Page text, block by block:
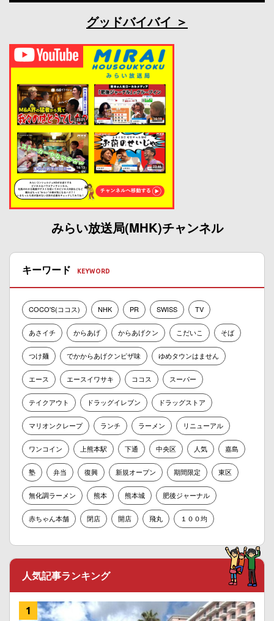
グッドバイバイ
みらい放送局(MHK)チャンネル
キーワード
COCO'S(ココス) NHK PR SWISS TV
あさイチ からあげ からあげクン こだいこ そば
つけ麺 でかからあげクンピザ味 ゆめタウンはません
エース エースイワサキ ココス スーパー
テイクアウト ドラッグイレブン ドラッグストア
マリオンクレープ ランチ ラーメン リニューアル
ワンコイン 上熊本駅 下通 中央区 人気 嘉島
塾 弁当 復興 新規オープン 期間限定 東区
無化調ラーメン 熊本 熊本城 肥後ジャーナル
赤ちゃん本舗 閉店 開店 飛丸 １００均
人気記事ランキング